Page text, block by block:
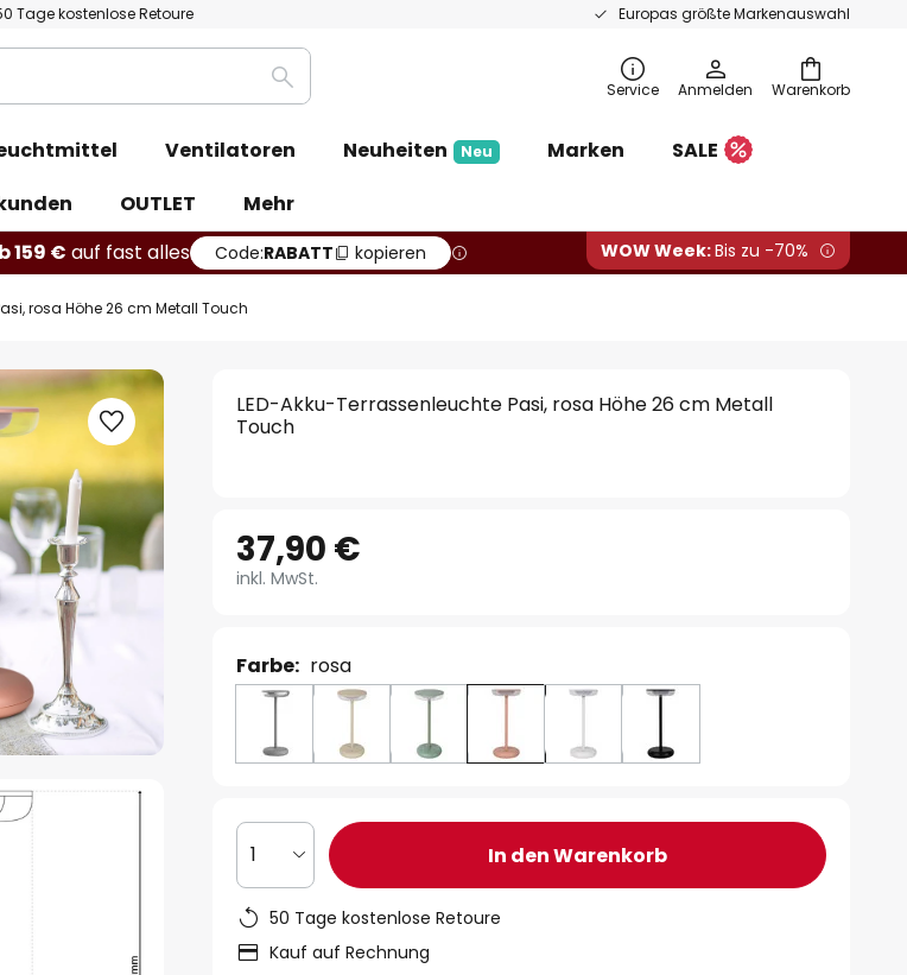
Tage kostenlose Retoure Europas größte Markenauswahl
Warenkorb
Suche Service Anmelden
Ventilatoren Neuheiten Neu Marken
SALE
OUTLET
Mehr
159 € auf fast alles Code:RABATT kopieren WOW Week:Bis zu -70%
rosa Höhe 26 cm Metall Touch
LED-Akku-Terrassenleuchte Pasi, rosa Höhe 26 cm Metall
Touch
37,90 €
inkl. MwSt.
Farbe: rosa
1 In den Warenkorb
50 Tage kostenlose Retoure
Kauf auf Rechnung